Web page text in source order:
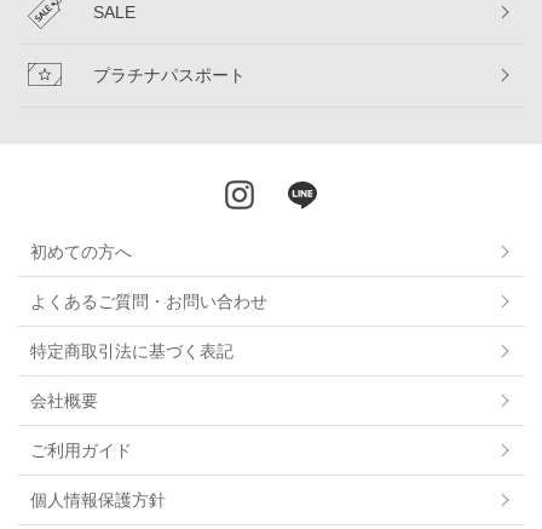
SALE
プラチナパスポート
初めての方へ
よくあるご質問・お問い合わせ
特定商取引法に基づく表記
会社概要
ご利用ガイド
個人情報保護方針